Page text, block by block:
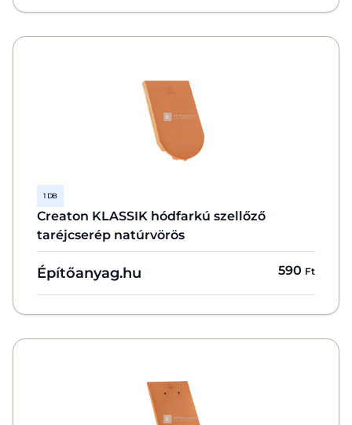
1 DB
Creaton KLASSIK hódfarkú szellőző
taréjcserép natúrvörös
Építőanyag.hu 590 Ft